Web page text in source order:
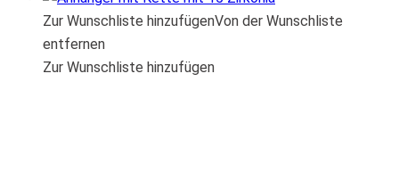
Zur Wunschliste hinzufügenVon der Wunschliste
entfernen
Zur Wunschliste hinzufügen